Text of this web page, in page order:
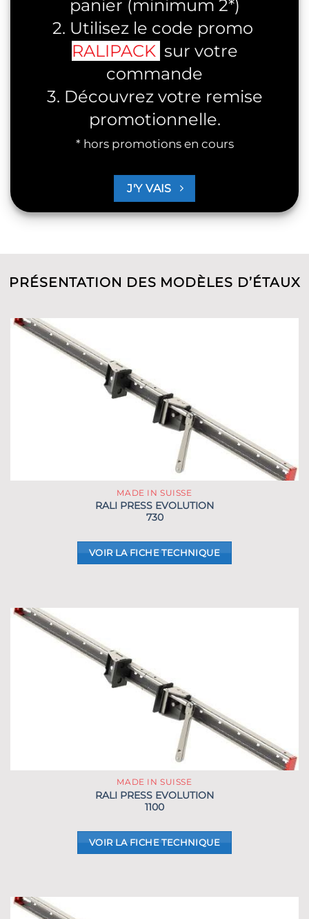
panier (minimum 2*)
2. Utilisez le code promo
RALIPACK sur votre
commande
3. Découvrez votre remise
promotionnelle.
* hors promotions en cours
J'Y VAIS
PRÉSENTATION DES MODÈLES D’ÉTAUX
MADE IN SUISSE
RALI PRESS EVOLUTION
730
VOIR LA FICHE TECHNIQUE
MADE IN SUISSE
RALI PRESS EVOLUTION
1100
VOIR LA FICHE TECHNIQUE